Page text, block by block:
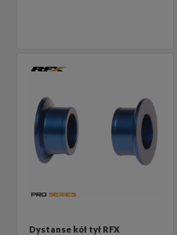
Dystanse kół tył RFX